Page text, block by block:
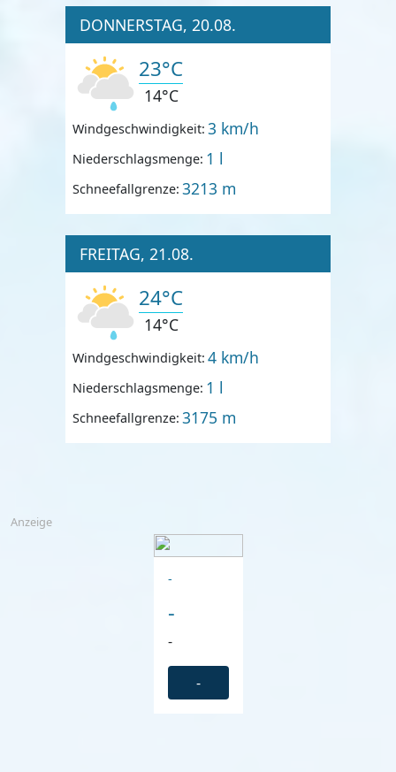
DONNERSTAG, 20.08.
23°C
14°C
Windgeschwindigkeit: 3 km/h
Niederschlagsmenge: 1 l
Schneefallgrenze: 3213 m
FREITAG, 21.08.
24°C
14°C
Windgeschwindigkeit: 4 km/h
Niederschlagsmenge: 1 l
Schneefallgrenze: 3175 m
Anzeige
-
-
-
-